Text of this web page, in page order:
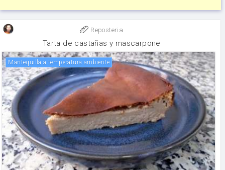
Reposteria
Tarta de castañas y mascarpone
Mantequilla a temperatura ambiente